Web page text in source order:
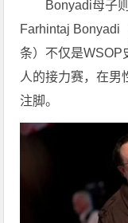
Bonyadi母子
Farhintaj Bonyadi
条）不仅是WSOP
人的接力赛，在男
注脚。